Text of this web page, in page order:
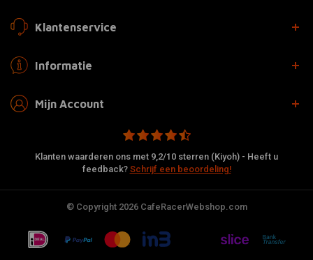
Klantenservice
Informatie
Mijn Account
Klanten waarderen ons met 9,2/10 sterren (Kiyoh) - Heeft u
feedback? Schrijf een beoordeling!
© Copyright 2026 CafeRacerWebshop.com